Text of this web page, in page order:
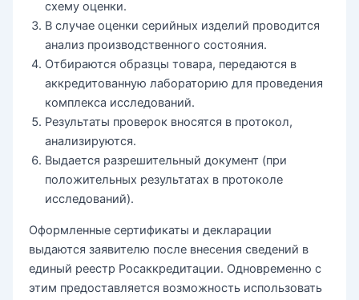
схему оценки.
В случае оценки серийных изделий проводится
анализ производственного состояния.
Отбираются образцы товара, передаются в
аккредитованную лабораторию для проведения
комплекса исследований.
Результаты проверок вносятся в протокол,
анализируются.
Выдается разрешительный документ (при
положительных результатах в протоколе
исследований).
Оформленные сертификаты и декларации
выдаются заявителю после внесения сведений в
единый реестр Росаккредитации. Одновременно с
этим предоставляется возможность использовать